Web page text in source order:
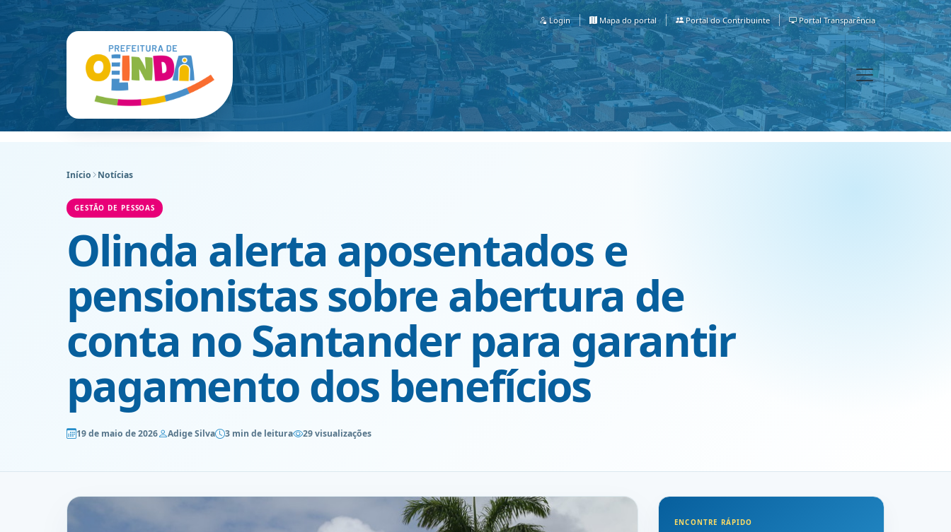
Login Mapa do portal Portal do Contribuinte Portal Transparência
Início Notícias
GESTÃO DE PESSOAS
Olinda alerta aposentados e
pensionistas sobre abertura de
conta no Santander para garantir
pagamento dos benefícios
19 de maio de 2026 Adige Silva 3 min de leitura 29 visualizações
ENCONTRE RÁPIDO